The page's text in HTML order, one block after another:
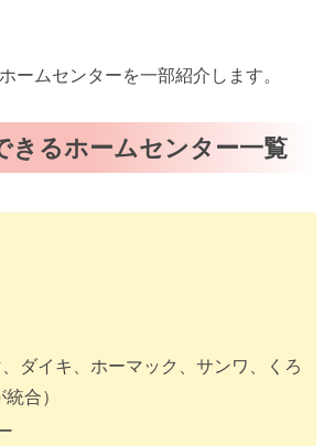
ームセンターを一部紹介します。
きるホームセンター一覧
ダイキ、ホーマック、サンワ、くろ
合）